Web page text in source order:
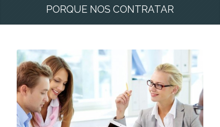
PORQUE NOS CONTRATAR